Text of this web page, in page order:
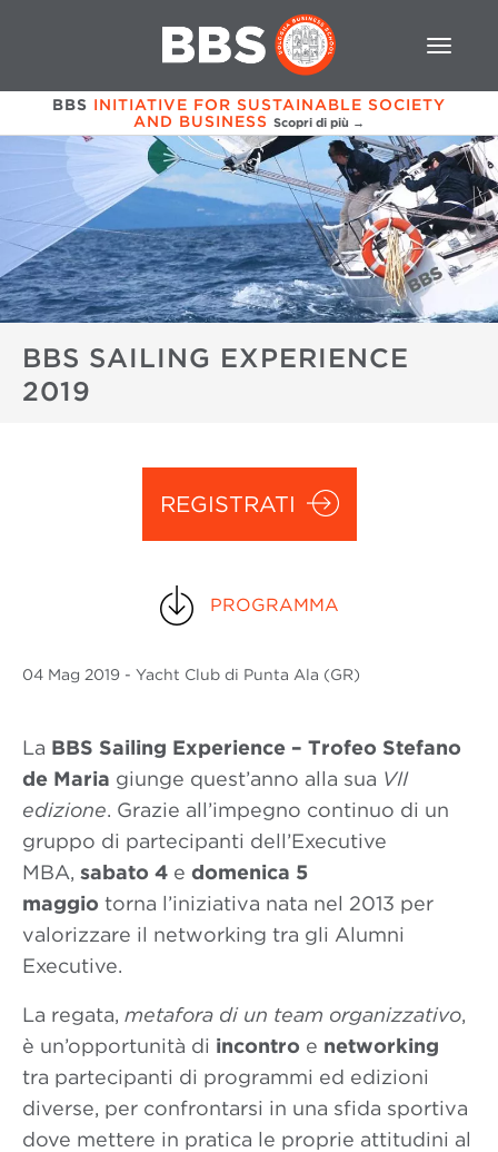
BBS INITIATIVE FOR SUSTAINABLE SOCIETY
AND BUSINESS Scopri di più →
BBS SAILING EXPERIENCE
2019
REGISTRATI
04 Mag 2019 - Yacht Club di Punta Ala (GR)
PROGRAMMA
La BBS Sailing Experience – Trofeo Stefano
de Maria giunge quest’anno alla sua VII
edizione. Grazie all’impegno continuo di un
gruppo di partecipanti dell’Executive
MBA, sabato 4 e domenica 5
maggio torna l’iniziativa nata nel 2013 per
valorizzare il networking tra gli Alumni
Executive.
La regata, metafora di un team organizzativo,
è un’opportunità di incontro e networking
tra partecipanti di programmi ed edizioni
diverse, per confrontarsi in una sfida sportiva
dove mettere in pratica le proprie attitudini al